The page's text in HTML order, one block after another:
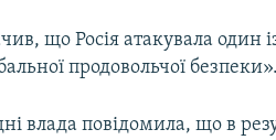
що Росія атакувала один
продовольчої безпеки».
влада повідомила, що в